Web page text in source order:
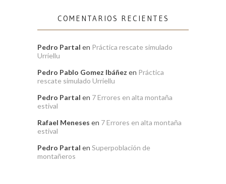
COMENTARIOS RECIENTES
Pedro Partal en Práctica rescate simulado
Urriellu
Pedro Pablo Gomez Ibáñez en Práctica
rescate simulado Urriellu
Pedro Partal en 7 Errores en alta montaña
estival
Rafael Meneses en 7 Errores en alta montaña
estival
Pedro Partal en Superpoblación de
montañeros